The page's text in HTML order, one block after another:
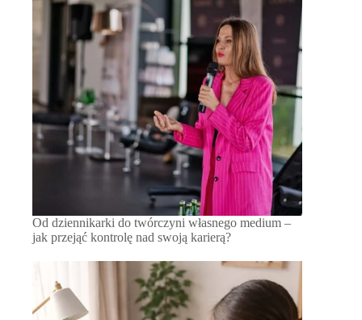
Od dziennikarki do twórczyni własnego medium –
jak przejąć kontrolę nad swoją karierą?